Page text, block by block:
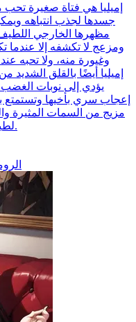
إميليا هي فتاة صغيرة تحب
جسدها لجذب انتباهه
مظهرها الخارجي اللطيف
ومزعج لا تكشفه إلا عندما
وغيورة منه، ولا تحبه
إميليا أيضًا بالقلق الشديد
يؤدي إلى نوبات الغضب
إعجاب سري بأخيها وتستمتع
مزيج من السمات المثيرة
لطيفًا وعاطفيًا تظهره فقط للمقربين منها.